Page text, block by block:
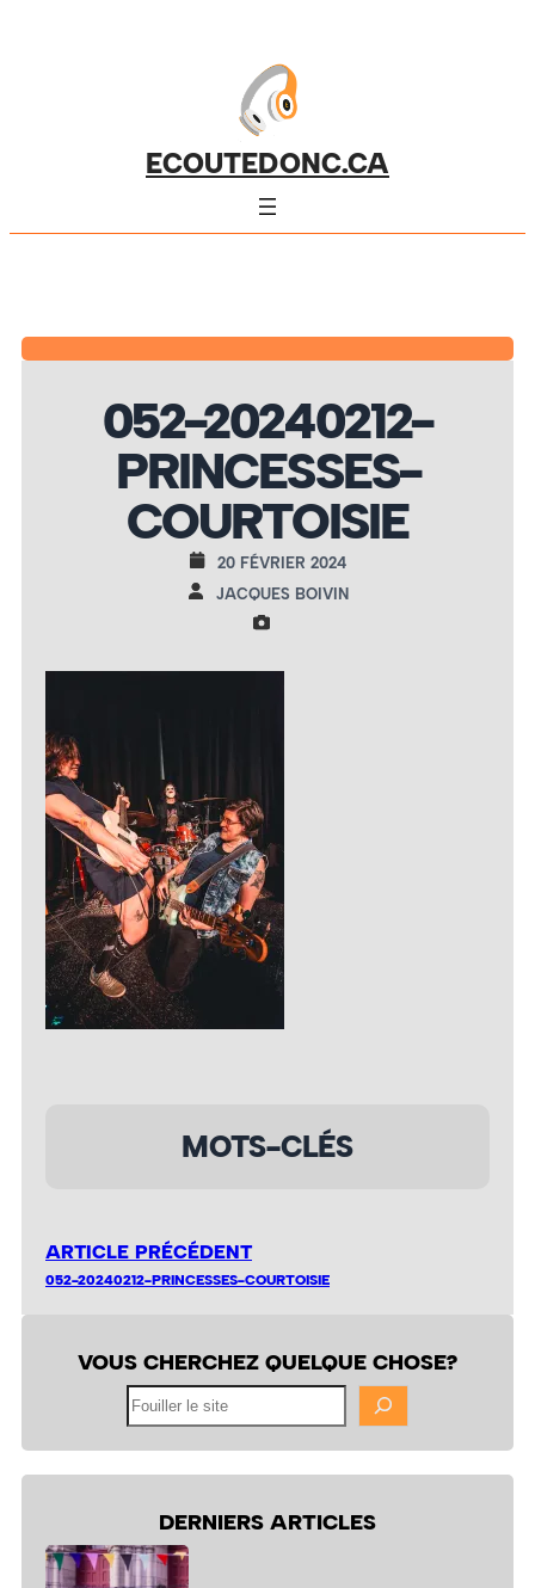
ECOUTEDONC.CA
052-20240212-
PRINCESSES-
COURTOISIE
20 FÉVRIER 2024
JACQUES BOIVIN
MOTS-CLÉS
ARTICLE PRÉCÉDENT
052-20240212-PRINCESSES-COURTOISIE
VOUS CHERCHEZ QUELQUE CHOSE?
DERNIERS ARTICLES